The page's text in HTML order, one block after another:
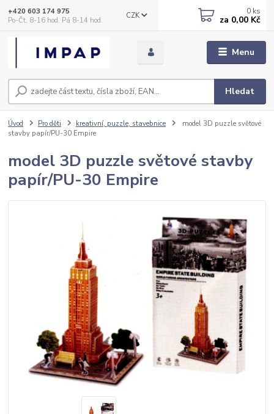
Menu
CZK
Hledat
+420 603 174 975
Po-Čt, 8-16 hod. Pá 8-14 hod.
0 ks
za 0,00 Kč
Úvod Pro děti kreativní, puzzle, stavebnice
model 3D puzzle světové
stavby papír/PU-30 Empire
model 3D puzzle světové stavby
papír/PU-30 Empire